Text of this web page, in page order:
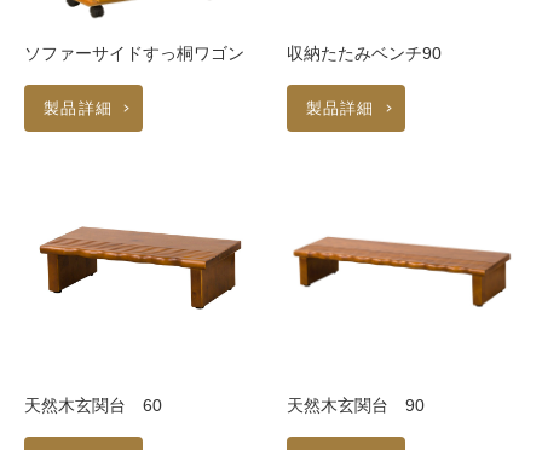
ソファーサイドすっ桐ワゴン
製品詳細
収納たたみベンチ90
製品詳細
天然木玄関台 60 天然木玄関台 90